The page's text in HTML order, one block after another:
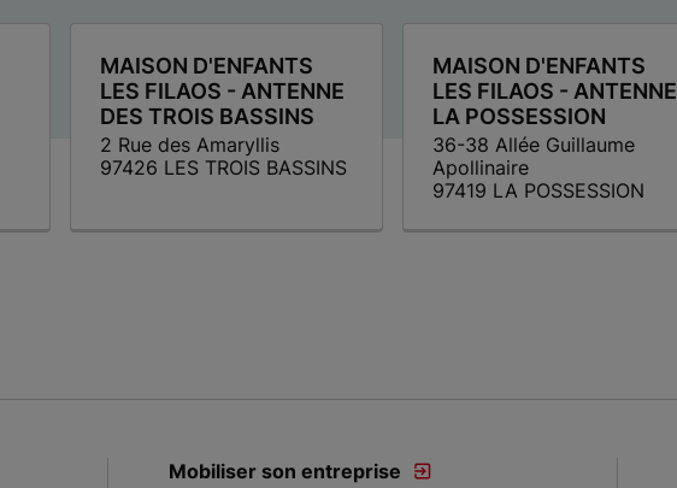
MAISON D'ENFANTS
LES FILAOS - ANTENNE
DES TROIS BASSINS
2 Rue des Amaryllis
97426 LES TROIS BASSINS
MAISON D'ENFANTS
LES FILAOS - ANTENNE
LA POSSESSION
36-38 Allée Guillaume
Apollinaire
97419 LA POSSESSION
Mobiliser son entreprise